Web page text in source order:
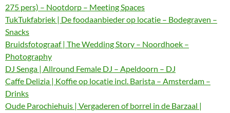
275 pers) – Nootdorp – Meeting Spaces
TukTukfabriek | De foodaanbieder op locatie – Bodegraven –
Snacks
Bruidsfotograaf | The Wedding Story – Noordhoek –
Photography
DJ Senga | Allround Female DJ – Apeldoorn – DJ
Caffe Delizia | Koffie op locatie incl. Barista – Amsterdam –
Drinks
Oude Parochiehuis | Vergaderen of borrel in de Barzaal |